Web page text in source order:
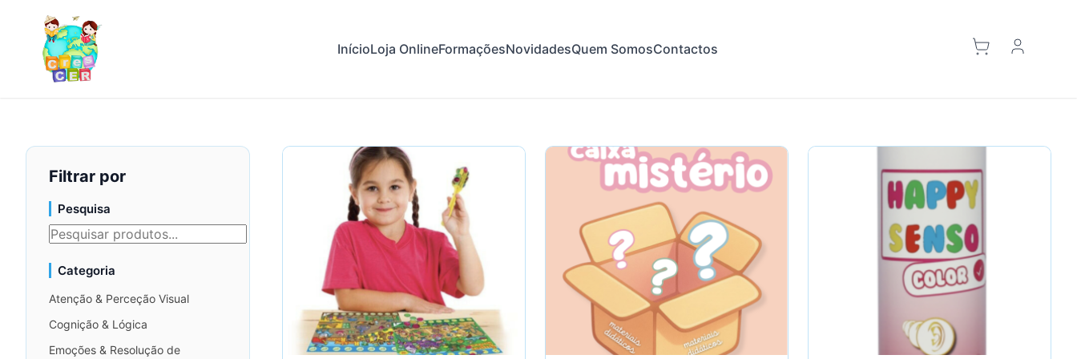
InícioLoja OnlineFormaçõesNovidadesQuem SomosContactos
Filtrar por
Pesquisa
Categoria
Atenção & Perceção Visual
Cognição & Lógica
Emoções & Resolução de